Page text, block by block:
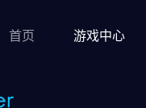
首页 游戏中心